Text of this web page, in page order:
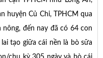
huyện Củ Chi, TPHCM qua
đến nay đã có 64 con
tạo giữa cái nền là bò sữa